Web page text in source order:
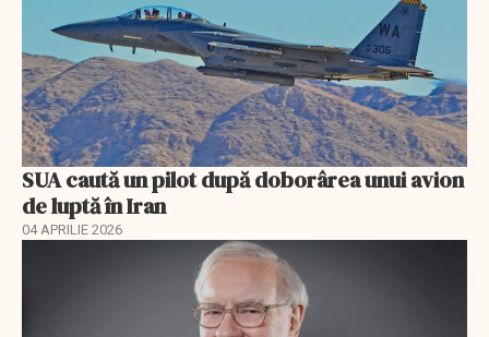
SUA caută un pilot după doborârea unui avion
de luptă în Iran
04 APRILIE 2026